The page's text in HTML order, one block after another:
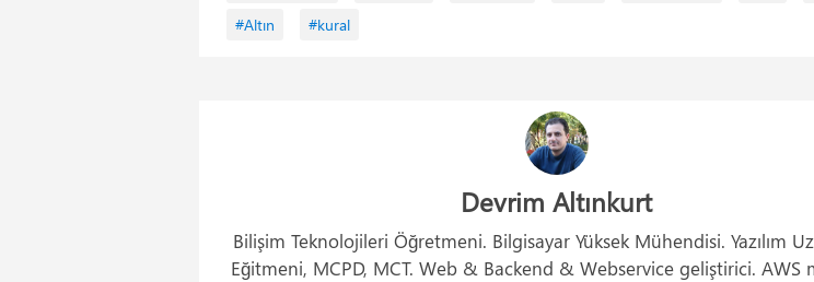
#Altın
#kural
Devrim Altınkurt
Bilişim Teknolojileri Öğretmeni. Bilgisayar Yüksek Mühendisi. Yazılım
Eğitmeni, MCPD, MCT. Web & Backend & Webservice geliştirici. AWS